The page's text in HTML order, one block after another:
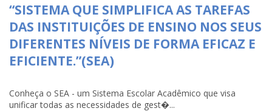
“SISTEMA QUE SIMPLIFICA AS TAREFAS
DAS INSTITUIÇÕES DE ENSINO NOS SEUS
DIFERENTES NÍVEIS DE FORMA EFICAZ E
EFICIENTE.”(SEA)
Conheça o SEA - um Sistema Escolar Acadêmico que visa
unificar todas as necessidades de gest�...